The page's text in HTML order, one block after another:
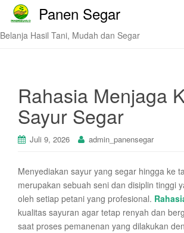
Panen Segar
Belanja Hasil Tani, Mudah dan Segar
Rahasia Menjaga
Sayur Segar
Juli 9, 2026 admin_panensegar
Menyediakan sayur yang segar hingga ke
merupakan sebuah seni dan disiplin tinggi
oleh setiap petani yang profesional.
kualitas sayuran agar tetap renyah dan
saat proses pemanenan yang dilakukan